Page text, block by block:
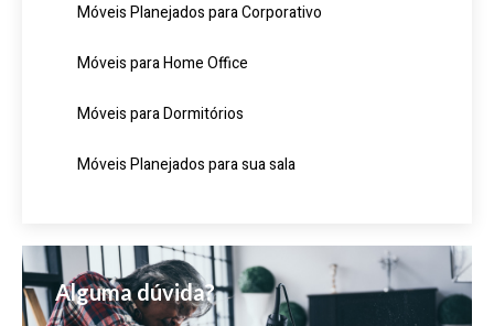
Móveis Planejados para Corporativo
Móveis para Home Office
Móveis para Dormitórios
Móveis Planejados para sua sala
Alguma dúvida?